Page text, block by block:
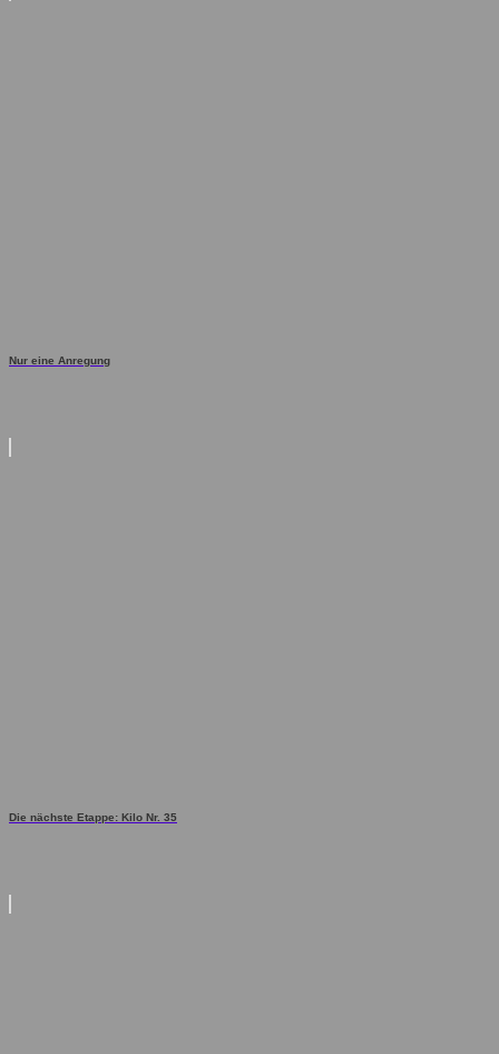
Nur eine Anregung
Die nächste Etappe: Kilo Nr. 35